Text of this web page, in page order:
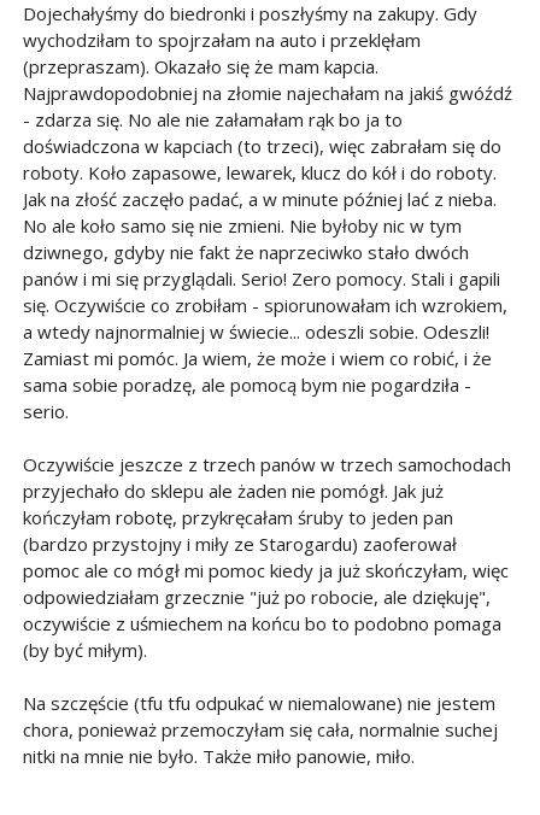
Dojechałyśmy do biedronki i poszłyśmy na zakupy. Gdy
wychodziłam to spojrzałam na auto i przeklęłam
(przepraszam). Okazało się że mam kapcia.
Najprawdopodobniej na złomie najechałam na jakiś gwóźdź
- zdarza się. No ale nie załamałam rąk bo ja to
doświadczona w kapciach (to trzeci), więc zabrałam się do
roboty. Koło zapasowe, lewarek, klucz do kół i do roboty.
Jak na złość zaczęło padać, a w minute później lać z nieba.
No ale koło samo się nie zmieni. Nie byłoby nic w tym
dziwnego, gdyby nie fakt że naprzeciwko stało dwóch
panów i mi się przyglądali. Serio! Zero pomocy. Stali i gapili
się. Oczywiście co zrobiłam - spiorunowałam ich wzrokiem,
a wtedy najnormalniej w świecie... odeszli sobie. Odeszli!
Zamiast mi pomóc. Ja wiem, że może i wiem co robić, i że
sama sobie poradzę, ale pomocą bym nie pogardziła -
serio.
Oczywiście jeszcze z trzech panów w trzech samochodach
przyjechało do sklepu ale żaden nie pomógł. Jak już
kończyłam robotę, przykręcałam śruby to jeden pan
(bardzo przystojny i miły ze Starogardu) zaoferował
pomoc ale co mógł mi pomoc kiedy ja już skończyłam, więc
odpowiedziałam grzecznie "już po robocie, ale dziękuję",
oczywiście z uśmiechem na końcu bo to podobno pomaga
(by być miłym).
Na szczęście (tfu tfu odpukać w niemalowane) nie jestem
chora, ponieważ przemoczyłam się cała, normalnie suchej
nitki na mnie nie było. Także miło panowie, miło.